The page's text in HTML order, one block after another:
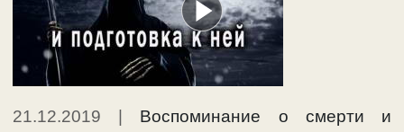
21.12.2019 | Воспоминание о смерти и